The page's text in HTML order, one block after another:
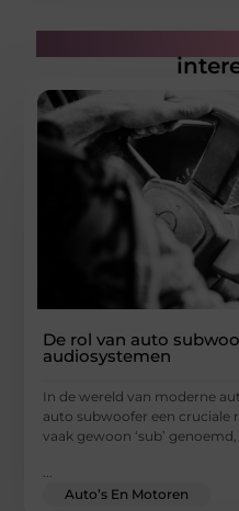
De rol van auto
audiosystemen
In de wereld van moderne
auto subwoofer een cruciale
vaak gewoon ‘sub’
Auto’s En Motoren